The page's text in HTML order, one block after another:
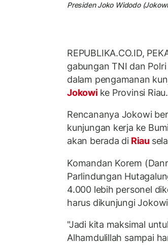
Presiden Joko Widodo
REPUBLIKA.CO.ID,
gabungan TNI dan
dalam pengamanan
Jokowi ke Provinsi Riau.
Rencananya Jokowi
kunjungan kerja ke
akan berada di Riau
Komandan Korem
Parlindungan
4.000 lebih personel
harus dikunjungi
"Jadi kita maksimal
Alhamdulillah sampai